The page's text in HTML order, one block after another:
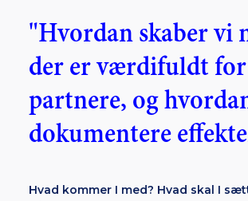
"Hvordan skaber vi
der er værdifuldt for
partnere, og
dokumentere
Hvad kommer I med? Hvad skal I